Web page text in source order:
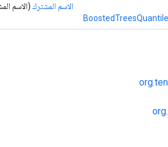
الاسم المشترك (الاسم